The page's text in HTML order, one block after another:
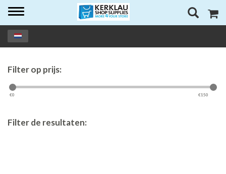
Toggle
Filter op prijs:
€0 €150
Filter de resultaten: